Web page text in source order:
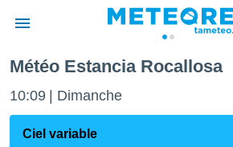
de
Météo Estancia Rocallosa
10:09 Dimanche
Ciel variable